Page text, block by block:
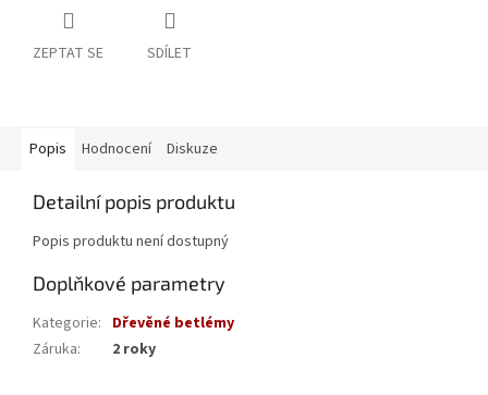
ZEPTAT SE SDÍLET
Popis Hodnocení Diskuze
Detailní popis produktu
Popis produktu není dostupný
Doplňkové parametry
Kategorie: Dřevěné betlémy
Záruka: 2 roky